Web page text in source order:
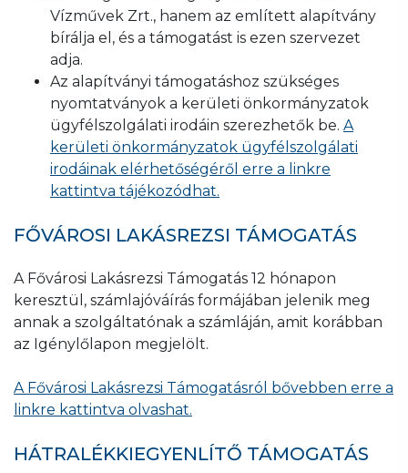
Vízművek Zrt., hanem az említett alapítvány
bírálja el, és a támogatást is ezen szervezet
adja.
Az alapítványi támogatáshoz szükséges
nyomtatványok a kerületi önkormányzatok
ügyfélszolgálati irodáin szerezhetők be. A
kerületi önkormányzatok ügyfélszolgálati
irodáinak elérhetőségéről erre a linkre
kattintva tájékozódhat.
FŐVÁROSI LAKÁSREZSI TÁMOGATÁS
A Fővárosi Lakásrezsi Támogatás 12 hónapon
keresztül, számlajóváírás formájában jelenik meg
annak a szolgáltatónak a számláján, amit korábban
az Igénylőlapon megjelölt.
A Fővárosi Lakásrezsi Támogatásról bővebben erre a
linkre kattintva olvashat.
HÁTRALÉKKIEGYENLÍTŐ TÁMOGATÁS